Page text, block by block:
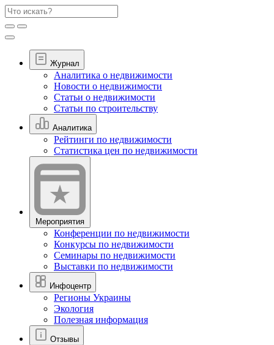
Журнал
Аналитика о недвижимости
Новости о недвижимости
Статьи о недвижимости
Статьи по строительству
Аналитика
Рейтинги по недвижимости
Статистика цен по недвижимости
Мероприятия
Конференции по недвижимости
Конкурсы по недвижимости
Семинары по недвижимости
Выставки по недвижимости
Инфоцентр
Регионы Украины
Экология
Полезная информация
Отзывы